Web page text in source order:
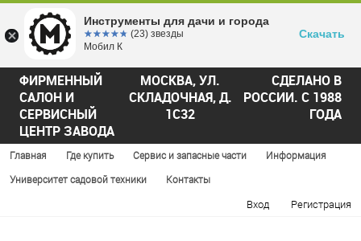
ФИРМЕННЫЙ
САЛОН И
СЕРВИСНЫЙ
ЦЕНТР ЗАВОДА
МОСКВА, УЛ.
СКЛАДОЧНАЯ, Д.
1С32
СДЕЛАНО В
РОССИИ. С 1988
ГОДА
Главная Где купить Сервис и запасные части Информация
Университет садовой техники Контакты
Вход Регистрация
Инструменты для дачи и города
☆☆☆☆☆
★★★★★ (23) звезды
Мобил К
Скачать